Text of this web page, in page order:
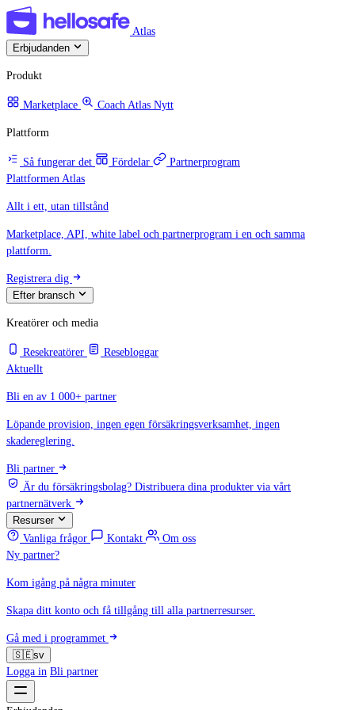
Atlas
Erbjudanden
Produkt
Marketplace Coach Atlas Nytt
Plattform
Så fungerar det Fördelar
Partnerprogram
Plattformen Atlas
Allt i ett, utan tillstånd
Marketplace, API, white label och partnerprogram i en och samma
plattform.
Registrera dig
Efter bransch
Kreatörer och media
Resekreatörer
Resebloggar
Aktuellt
Bli en av 1 000+ partner
Löpande provision, ingen egen försäkringsverksamhet, ingen
skadereglering.
Bli partner
Är du försäkringsbolag? Distribuera dina produkter via vårt
partnernätverk
Resurser
Vanliga frågor
Kontakt
Om oss
Ny partner?
Kom igång på några minuter
Skapa ditt konto och få tillgång till alla partnerresurser.
Gå med i programmet
🇸🇪sv
Logga in Bli partner